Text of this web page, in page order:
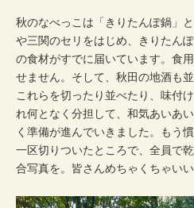
秋のなべっこは「きりたんぽ鍋」
や三関のセリをはじめ、きりたん
の食材がすでに届いています。食
せません。そして、秋田の地酒も並
これらを切ったり並べたり、味付
れ何となく分担して、和気あいあ
く準備が進んでいきました。もう慣
一区切りついたところで、全員で
合写真を。皆さんめちゃくちゃいい